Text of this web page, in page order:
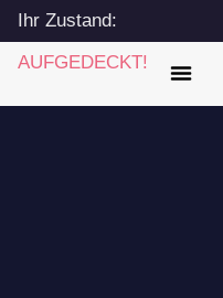
Ihr Zustand:
AUFGEDECKT!